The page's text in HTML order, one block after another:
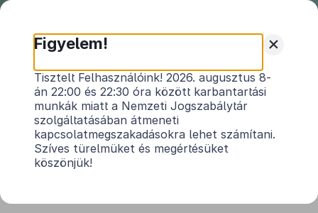
Újrónafő Község Önkormányzata
Képviselő-testületének 4/2026. (V.
19.) önkormányzati rendeletének
indokolása
Közlönyállapot 2026. 05. 20.
+
Figyelem!
Tisztelt Felhasználóink! 2026. augusztus 8-
án 22:00 és 22:30 óra között karbantartási
munkák miatt a Nemzeti Jogszabálytár
szolgáltatásában átmeneti
kapcsolatmegszakadásokra lehet számítani.
Szíves türelmüket és megértésüket
köszönjük!